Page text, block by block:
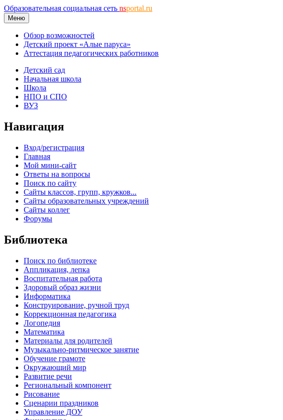
Образовательная социальная сеть nsportal.ru
Меню
Обзор возможностей
Детский проект «Алые паруса»
Аттестация педагогических работников
Детский сад
Начальная школа
Школа
НПО и СПО
ВУЗ
Навигация
Вход/регистрация
Главная
Мой мини-сайт
Ответы на вопросы
Поиск по сайту
Сайты классов, групп, кружков...
Сайты образовательных учреждений
Сайты коллег
Форумы
Библиотека
Поиск по библиотеке
Аппликация, лепка
Воспитательная работа
Здоровый образ жизни
Информатика
Конструирование, ручной труд
Коррекционная педагогика
Логопедия
Математика
Материалы для родителей
Музыкально-ритмическое занятие
Обучение грамоте
Окружающий мир
Развитие речи
Региональный компонент
Рисование
Сценарии праздников
Управление ДОУ